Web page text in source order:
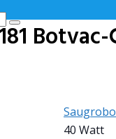
40 Watt